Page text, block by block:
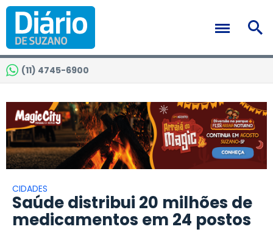
(11) 4745-6900
CIDADES
Saúde distribui 20 milhões de
medicamentos em 24 postos